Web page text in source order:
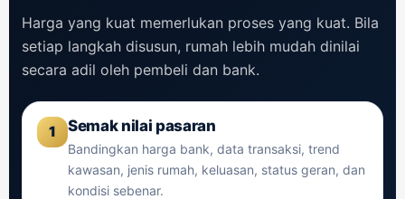
Harga yang kuat memerlukan proses yang kuat. Bila
setiap langkah disusun, rumah lebih mudah dinilai
secara adil oleh pembeli dan bank.
1 Semak nilai pasaran
Bandingkan harga bank, data transaksi, trend
kawasan, jenis rumah, keluasan, status geran, dan
kondisi sebenar.